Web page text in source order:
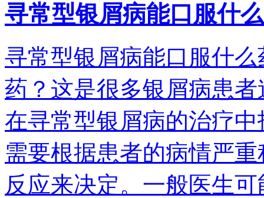
寻常型银屑病能口服什
寻常型银屑病能口服什
药？这是很多银屑病患
在寻常型银屑病的治疗
需要根据患者的病情严
反应来决定。一般医生